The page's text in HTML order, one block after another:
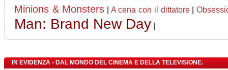
Minions & Monsters A cena con il dittatore|
Man: Brand New Day
IN EVIDENZA - DAL MONDO DEL CINEMA E DELLA TELEVISIONE.